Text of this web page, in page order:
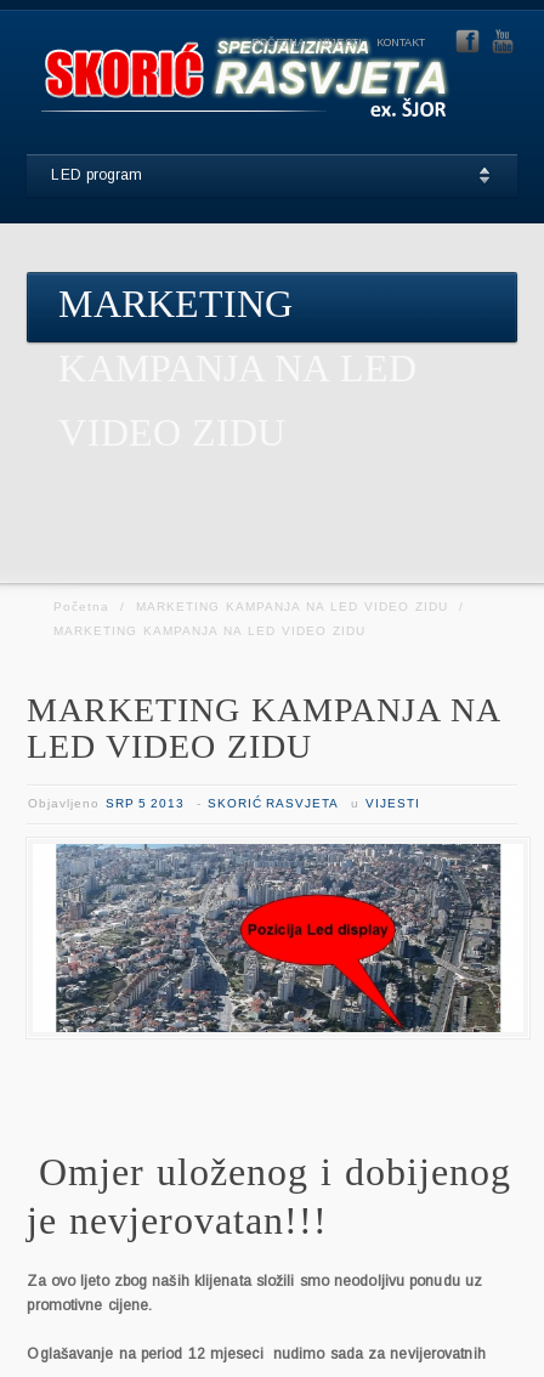
POČETNA VIJESTI KONTAKT
LED program
MARKETING
Početna / MARKETING KAMPANJA NA LED VIDEO ZIDU
/
MARKETING KAMPANJA NA LED VIDEO ZIDU
MARKETING KAMPANJA NA
LED VIDEO ZIDU
ObjavljenoSRP 5 2013 -SKORIĆ RASVJETA uVIJESTI
Omjer uloženog i dobijenog
je nevjerovatan!!!
Za ovo ljeto zbog naših klijenata složili smo neodoljivu ponudu uz
promotivne cijene.
Oglašavanje na period 12 mjeseci nudimo sada za nevijerovatnih